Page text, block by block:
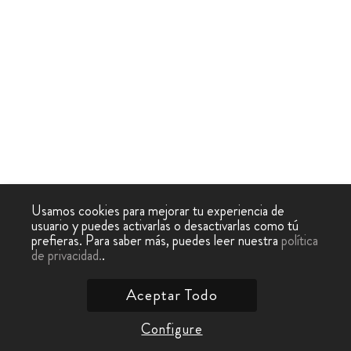
Usamos cookies para mejorar tu experiencia de
usuario y puedes activarlas o desactivarlas como tú
prefieras. Para saber más, puedes leer nuestrapolítica
de privacidad..
Configure
Aceptar Todo